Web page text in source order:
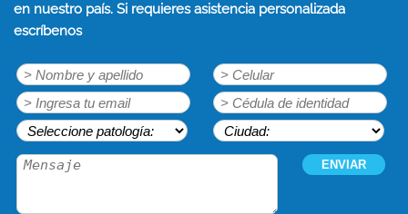
en nuestro país. Si requieres asistencia personalizada
escríbenos